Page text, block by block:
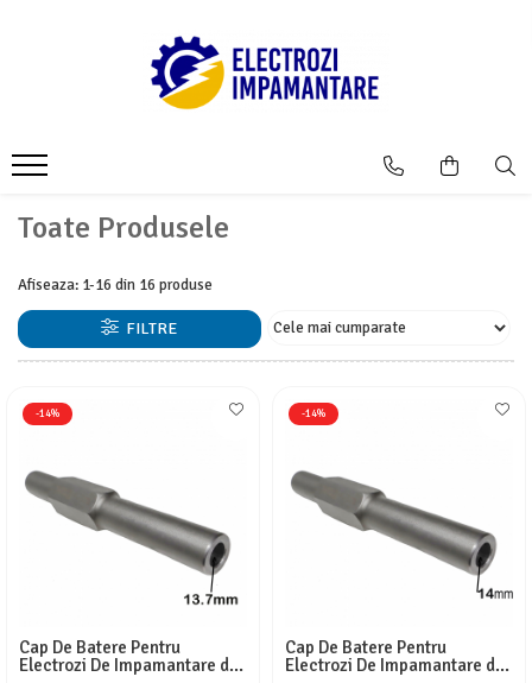
Toate Produsele
Afiseaza: 1-16 din 16 produse
FILTRE
-14%
Cap De Batere Pentru
Electrozi De Impamantare de
-14%
Cap De Batere Pentru
Electrozi De Impamantare de